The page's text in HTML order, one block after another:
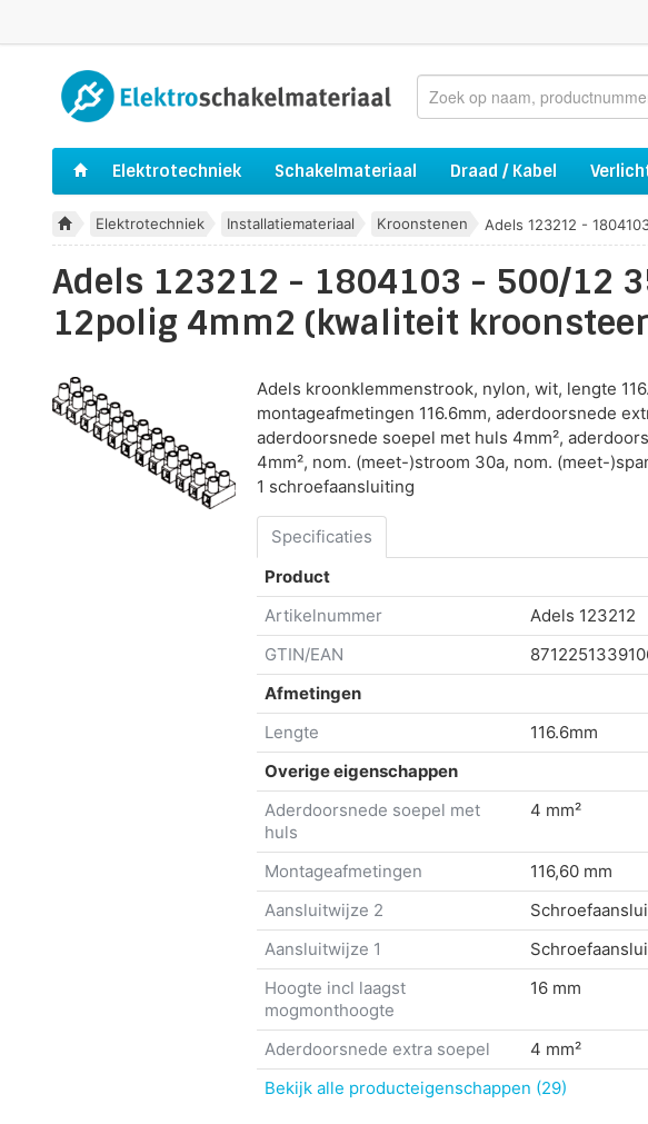
Elektrotechniek Schakelmateriaal Draad / Kabel
Elektrotechniek Installatiemateriaal Kroonstenen Adels 123212 -
Adels 123212 - 1804103 - 500/12
12polig 4mm2 (kwaliteit
Adels kroonklemmenstrook, nylon, wit, lengte
montageafmetingen 116.6mm, aderdoorsnede
aderdoorsnede soepel met huls 4mm²,
4mm², nom. (meet-)stroom 30a, nom. (meet-
1 schroefaansluiting
Specificaties
Product
Artikelnummer
Adels 123212
GTIN/EAN
Afmetingen
Lengte
116.6mm
Overige eigenschappen
Aderdoorsnede soepel met
huls
4 mm²
Montageafmetingen
116,60 mm
Aansluitwijze 2
Aansluitwijze 1
Hoogte incl laagst
mogmonthoogte
16 mm
Aderdoorsnede extra soepel
4 mm²
Bekijk alle producteigenschappen (29)